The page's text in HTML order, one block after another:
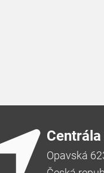
Opavská